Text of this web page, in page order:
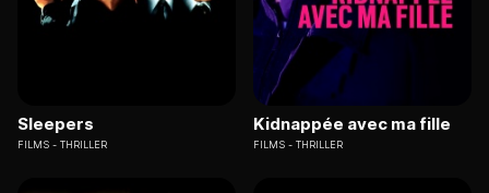
Sleepers
FILMS THRILLER
Kidnappée avec ma fille
FILMS THRILLER